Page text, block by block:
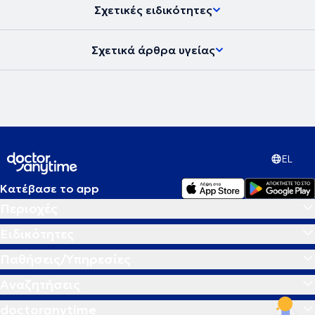
Σχετικές ειδικότητες
Σχετικά άρθρα υγείας
EL
Κατέβασε το app